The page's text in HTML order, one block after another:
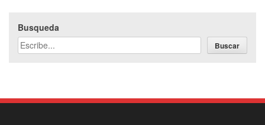
Busqueda
Buscar